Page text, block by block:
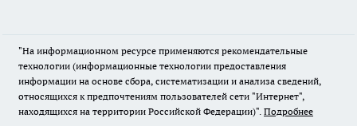
"На информационном ресурсе применяются рекомендательные
технологии (информационные технологии предоставления
информации на основе сбора, систематизации и анализа сведений,
относящихся к предпочтениям пользователей сети "Интернет",
находящихся на территории Российской Федерации)". Подробнее